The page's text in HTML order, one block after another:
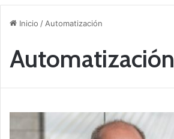
Inicio / Automatización
Automatización